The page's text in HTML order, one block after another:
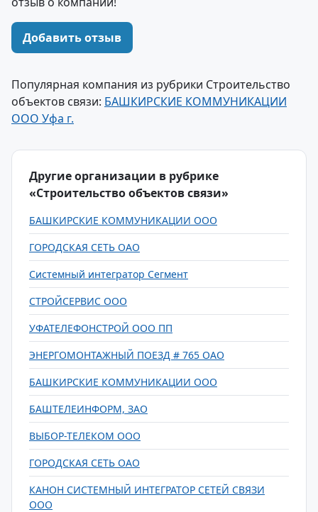
Добавить отзыв
Популярная компания из рубрики Строительство
объектов связи: БАШКИРСКИЕ КОММУНИКАЦИИ
ООО Уфа г.
Другие организации в рубрике
«Строительство объектов связи»
БАШКИРСКИЕ КОММУНИКАЦИИ ООО
ГОРОДСКАЯ СЕТЬ ОАО
Системный интегратор Сегмент
СТРОЙСЕРВИС ООО
УФАТЕЛЕФОНСТРОЙ ООО ПП
ЭНЕРГОМОНТАЖНЫЙ ПОЕЗД # 765 ОАО
БАШКИРСКИЕ КОММУНИКАЦИИ ООО
БАШТЕЛЕИНФОРМ, ЗАО
ВЫБОР-ТЕЛЕКОМ ООО
ГОРОДСКАЯ СЕТЬ ОАО
КАНОН СИСТЕМНЫЙ ИНТЕГРАТОР СЕТЕЙ СВЯЗИ
ООО